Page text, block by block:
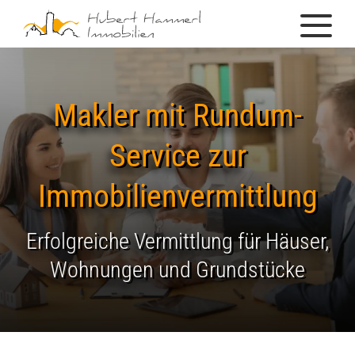
Makler mit Rundum-
Service zur
Immobilienvermittlung
Erfolgreiche Vermittlung für Häuser,
Wohnungen und Grundstücke